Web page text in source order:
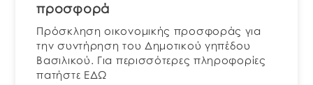
προσφορά
Πρόσκληση οικονομικής προσφοράς για
την συντήρηση του Δημοτικού γηπέδου
Βασιλικού. Για περισσότερες πληροφορίες
πατήστε ΕΔΩ